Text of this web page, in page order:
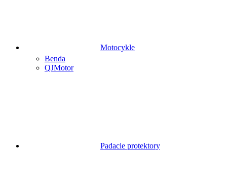
Motocykle
Benda
QJMotor
Padacie protektory